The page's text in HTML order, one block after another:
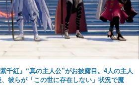
千紅』“真の主人公”がお披露目。4人の主人
彼らが「この世に存在しない」状況で魔